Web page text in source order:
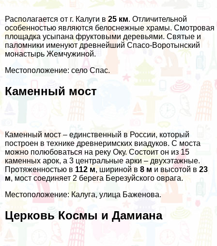
Располагается от г. Калуги в 25 км. Отличительной
особенностью являются белоснежные храмы. Смотровая
площадка усыпана фруктовыми деревьями. Святые и
паломники именуют древнейший Спасо-Воротынский
монастырь Жемчужиной.
Местоположение: село Спас.
Каменный мост
Каменный мост – единственный в России, который
построен в технике древнеримских виадуков. С моста
можно полюбоваться на реку Оку. Состоит он из 15
каменных арок, а 3 центральные арки – двухэтажные.
Протяженностью в 112 м, шириной в 8 м и высотой в 23
м, мост соединяет 2 берега Березуйского оврага.
Местоположение: Калуга, улица Баженова.
Церковь Космы и Дамиана